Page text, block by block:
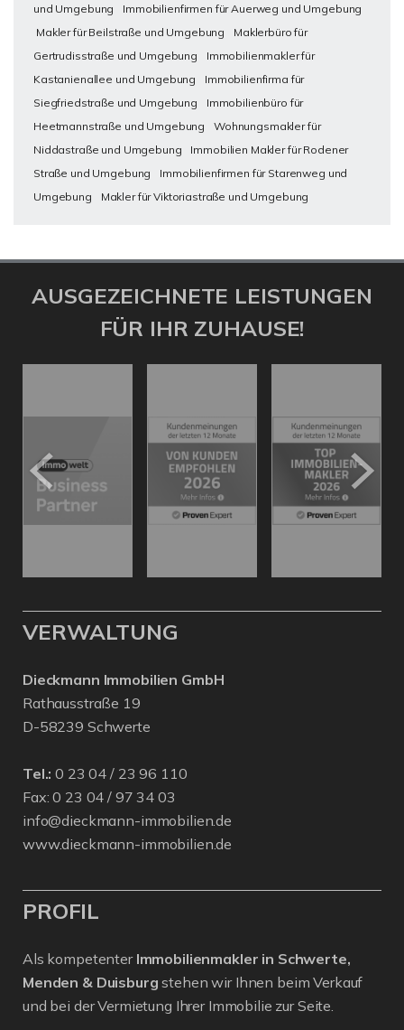
und Umgebung
Immobilienfirmen für Auerweg und Umgebung
Makler für Beilstraße und Umgebung
Maklerbüro für
Gertrudisstraße und Umgebung
Immobilienmakler für
Kastanienallee und Umgebung
Immobilienfirma für
Siegfriedstraße und Umgebung
Immobilienbüro für
Heetmannstraße und Umgebung
Wohnungsmakler für
Niddastraße und Umgebung
Immobilien Makler für Rodener
Straße und Umgebung
Immobilienfirmen für Starenweg und
Umgebung
Makler für Viktoriastraße und Umgebung
AUSGEZEICHNETE LEISTUNGEN
FÜR IHR ZUHAUSE!
VERWALTUNG
Dieckmann Immobilien GmbH
Rathausstraße 19
D-58239 Schwerte
Tel.: 0 23 04 / 23 96 110
Fax: 0 23 04 / 97 34 03
info@dieckmann-immobilien.de
www.dieckmann-immobilien.de
PROFIL
Als kompetenter Immobilienmakler in Schwerte,
Menden & Duisburg stehen wir Ihnen beim Verkauf
und bei der Vermietung Ihrer Immobilie zur Seite.